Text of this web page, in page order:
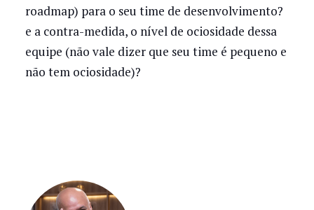
roadmap) para o seu time de desenvolvimento?
e a contra-medida, o nível de ociosidade dessa
equipe (não vale dizer que seu time é pequeno e
não tem ociosidade)?